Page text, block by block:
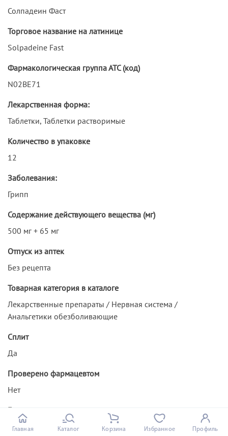
Солпадеин Фаст
Торговое название на латинице
Solpadeine Fast
Фармакологическая группа АТС (код)
N02BE71
Лекарственная форма:
Таблетки, Таблетки растворимые
Количество в упаковке
12
Заболевания:
Грипп
Содержание действующего вещества (мг)
500 мг + 65 мг
Отпуск из аптек
Без рецепта
Товарная категория в каталоге
Лекарственные препараты / Нервная система /
Анальгетики обезболивающие
Сплит
Да
Проверено фармацевтом
Нет
Бренд
Солпадеин
Главная Каталог Корзина Избранное Профиль